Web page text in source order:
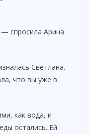
спросила Арина
Светлана.
что вы уже в
как вода, и
остались. Ей